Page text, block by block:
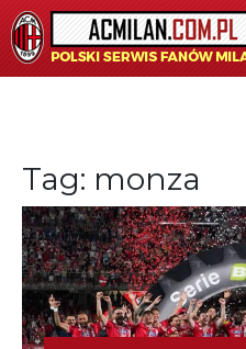
Tag: monza